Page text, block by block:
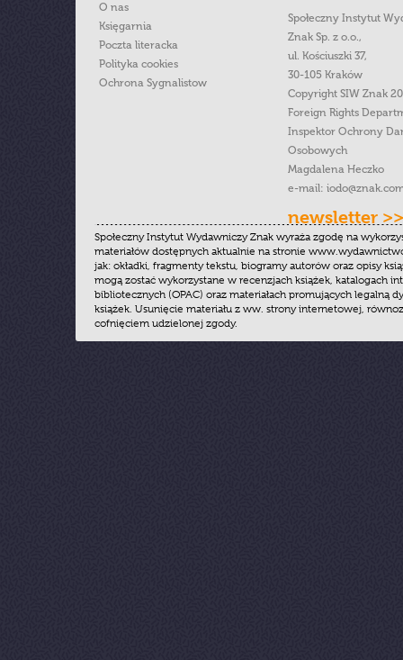
O nas
Księgarnia
Poczta literacka
Polityka cookies
Ochrona Sygnalistow
Społeczny Instytut
Znak Sp. z o.o.,
ul. Kościuszki 37,
30-105 Kraków
Copyright SIW Znak
Foreign Rights
Inspektor Ochrony
Osobowych
Magdalena Heczko
e-mail:
newsletter >>
Społeczny Instytut Wydawniczy Znak wyraża zgodę na
materiałów dostępnych aktualnie na stronie
jak: okładki, fragmenty tekstu, biogramy autorów oraz opisy
mogą zostać wykorzystane w recenzjach książek, katalogach
bibliotecznych (OPAC) oraz materiałach promujących legalną
książek. Usunięcie materiału z ww. strony internetowej,
cofnięciem udzielonej zgody.